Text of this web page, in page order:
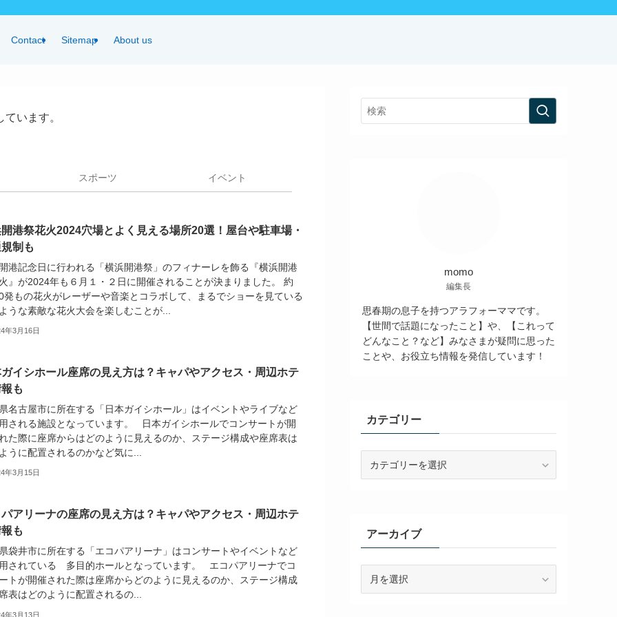
Contact Sitemap About us
います。
スポーツ イベント
港祭花火2024穴場とよく見える場所20選！屋台や駐車場・
制も
港記念日に行われる「横浜開港祭」のフィナーレを飾る『横浜開港
』が2024年も６月１・２日に開催されることが決まりました。 約
発もの花火がレーザーや音楽とコラボして、まるでショーを見ている
うな素敵な花火大会を楽しむことが...
年3月16日
イシホール座席の見え方は？キャパやアクセス・周辺ホテ
も
名古屋市に所在する「日本ガイシホール」はイベントやライブなど
される施設となっています。 日本ガイシホールでコンサートが開
た際に座席からはどのように見えるのか、ステージ構成や座席表は
うに配置されるのかなど気に...
年3月15日
アリーナの座席の見え方は？キャパやアクセス・周辺ホテ
も
袋井市に所在する「エコパアリーナ」はコンサートやイベントなど
されている 多目的ホールとなっています。 エコパアリーナでコ
トが開催された際は座席からどのように見えるのか、ステージ構成
表はどのように配置されるの...
年3月13日
momo
編集長
思春期の息子を持つアラフォーママです。
【世間で話題になったこと】や、【これって
どんなこと？など】みなさまが疑問に思った
ことや、お役立ち情報を発信しています！
カテゴリー
アーカイブ